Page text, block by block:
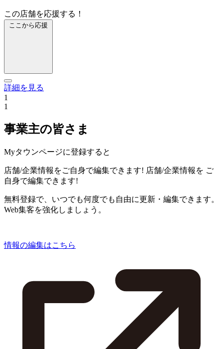
この店舗を応援する！
ここから応援
詳細を見る
1
1
事業主の皆さま
Myタウンページに登録すると
店舗/企業情報をご自身で編集できます! 店舗/企業情報を ご
自身で編集できます!
無料登録で、いつでも何度でも自由に更新・編集できます。
Web集客を強化しましょう。
情報の編集はこちら